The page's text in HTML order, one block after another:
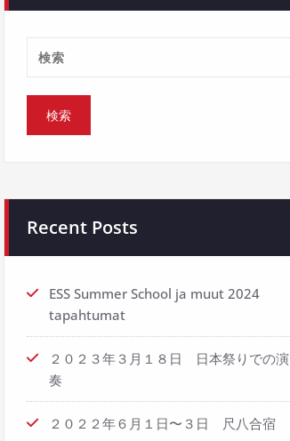
Recent Posts
ESS Summer School ja muut 2024
tapahtumat
２０２３年３月１８日 日本祭りでの演
奏
２０２２年６月１日〜３日 尺八合宿